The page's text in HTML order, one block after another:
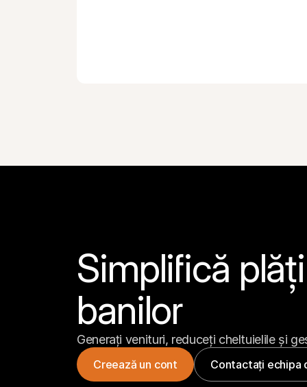
Simplifică
banilor
Generați venituri, reduceți cheltuielile și
Creează un cont Contactați echipa